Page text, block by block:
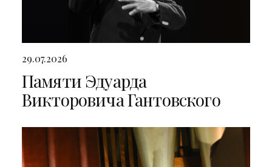
29.07.2026
Памяти Эдуарда
Викторовича Гантовского